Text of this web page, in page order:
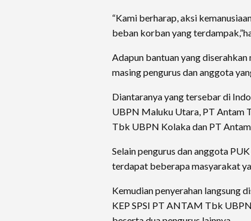
“Kami berharap, aksi
beban korban yang
Adapun bantuan yang
masing pengurus dan anggota
Diantaranya yang tersebar di
UBPN Maluku Utara, PT Antam
Tbk UBPN Kolaka dan PT
Selain pengurus dan anggota
terdapat beberapa masyarakat
Kemudian penyerahan langsung
KEP SPSI PT ANTAM Tbk